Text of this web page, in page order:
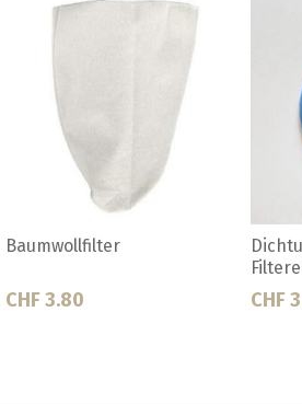
DIN 65 zu
Faltenfilter 617